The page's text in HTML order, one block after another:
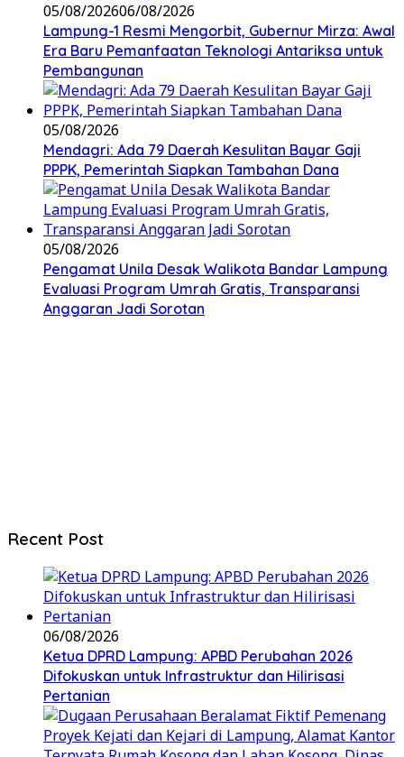
05/08/202606/08/2026
Lampung-1 Resmi Mengorbit, Gubernur Mirza: Awal
Era Baru Pemanfaatan Teknologi Antariksa untuk
Pembangunan
05/08/2026
Mendagri: Ada 79 Daerah Kesulitan Bayar Gaji
PPPK, Pemerintah Siapkan Tambahan Dana
05/08/2026
Pengamat Unila Desak Walikota Bandar Lampung
Evaluasi Program Umrah Gratis, Transparansi
Anggaran Jadi Sorotan
Recent Post
06/08/2026
Ketua DPRD Lampung: APBD Perubahan 2026
Difokuskan untuk Infrastruktur dan Hilirisasi
Pertanian